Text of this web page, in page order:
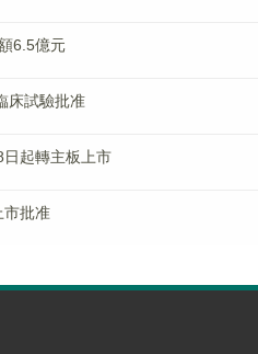
6.5億元
床試驗批准
起轉主板上市
市批准